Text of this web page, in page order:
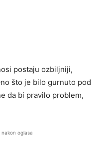
postaju ozbiljniji,
što je bilo gurnuto pod
da bi pravilo problem,
oglasa